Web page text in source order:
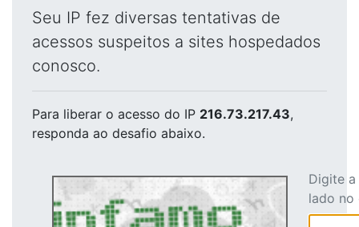
Seu IP fez diversas tentativas de
acessos suspeitos a sites hospedados
conosco.
Para liberar o acesso do IP 216.73.217.43,
responda ao desafio abaixo.
Digite
lado no